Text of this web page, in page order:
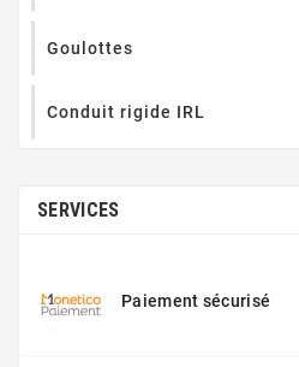
Goulottes
Conduit rigide IRL
SERVICES
Paiement sécurisé